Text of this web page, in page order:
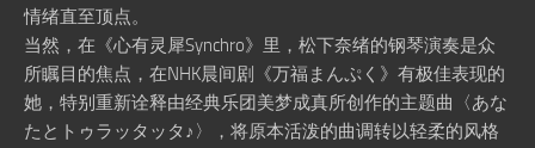
情绪直至顶点。
当然，在《心有灵犀Synchro》里，松下奈绪的钢琴演奏是众
所瞩目的焦点，在NHK晨间剧《万福まんぷく》有极佳表现的
她，特别重新诠释由经典乐团美梦成真所创作的主题曲〈あな
たとトゥラッタッタ♪〉，将原本活泼的曲调转以轻柔的风格